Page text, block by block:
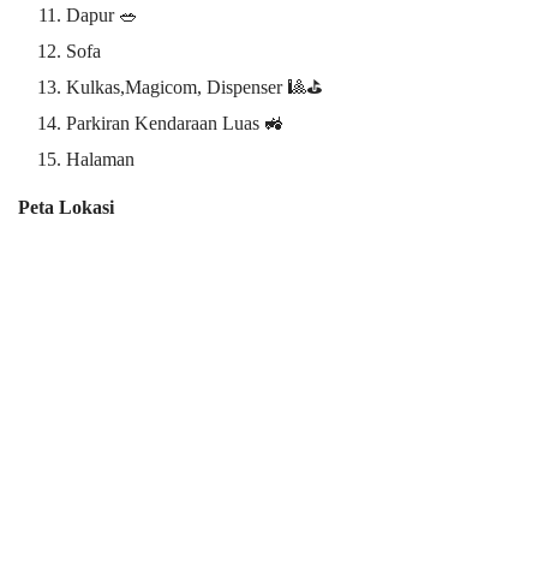
Dapur 🥗
Sofa
Kulkas,Magicom, Dispenser 🎱⛳
Parkiran Kendaraan Luas 🚜
Halaman
Peta Lokasi